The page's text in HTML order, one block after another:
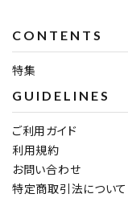
CONTENTS
特集
GUIDELINES
ご利用ガイド
利用規約
お問い合わせ
特定商取引法について